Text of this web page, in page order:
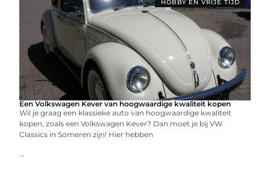
HOBBY EN VRIJE TIJD
Een Volkswagen Kever van hoogwaardige kwaliteit kopen
Wil je graag een klassieke auto van hoogwaardige kwaliteit
kopen, zoals een Volkswagen Kever? Dan moet je bij VW
Classics in Someren zijn! Hier hebben
...